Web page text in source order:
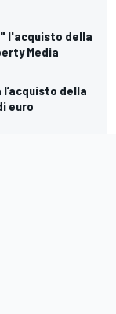
l'acquisto della
Media
della
euro